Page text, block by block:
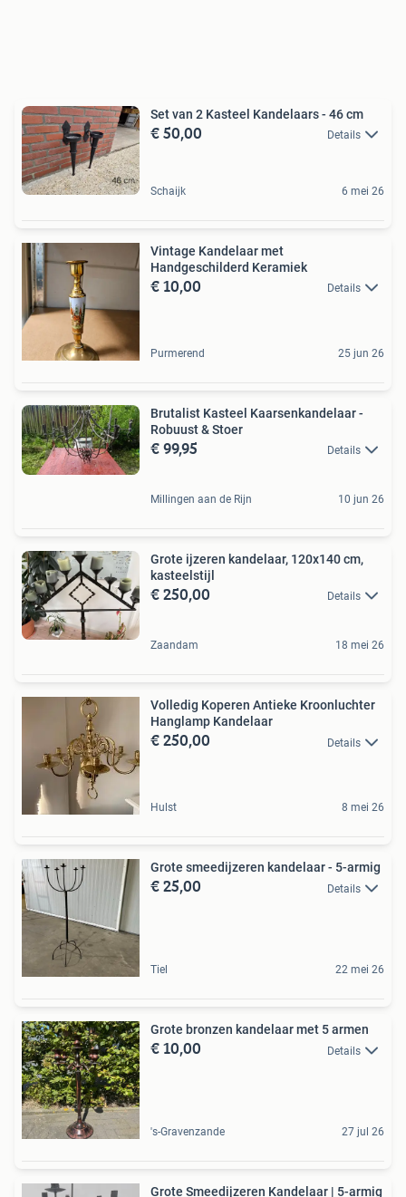
Set van 2 Kasteel Kandelaars - 46 cm
€ 50,00 Details
Schaijk 6 mei 26
Vintage Kandelaar met
Handgeschilderd Keramiek
€ 10,00 Details
Purmerend 25 jun 26
Brutalist Kasteel Kaarsenkandelaar -
Robuust & Stoer
€ 99,95 Details
Millingen aan de Rijn 10 jun 26
Grote ijzeren kandelaar, 120x140 cm,
kasteelstijl
€ 250,00 Details
Zaandam 18 mei 26
Volledig Koperen Antieke Kroonluchter
Hanglamp Kandelaar
€ 250,00 Details
Hulst 8 mei 26
Grote smeedijzeren kandelaar - 5-armig
€ 25,00 Details
Tiel 22 mei 26
Grote bronzen kandelaar met 5 armen
€ 10,00 Details
's-Gravenzande 27 jul 26
Grote Smeedijzeren Kandelaar | 5-armig